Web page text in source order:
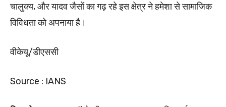
चालुक्य, और यादव जैसों का गढ़ रहे इस क्षेत्र ने हमेशा से सामाजिक
विविधता को अपनाया है।
वीकेयू/डीएससी
Source : IANS